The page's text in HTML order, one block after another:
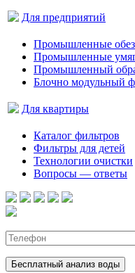
Для предприятий
Промышленные
Промышленные
Промышленный
Блочно модульный
Для квартиры
Каталог фильтров
Фильтры для детей
Технологии очистки
Вопросы — ответы